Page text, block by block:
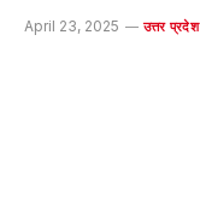
April 23, 2025 उत्तर प्रदेश